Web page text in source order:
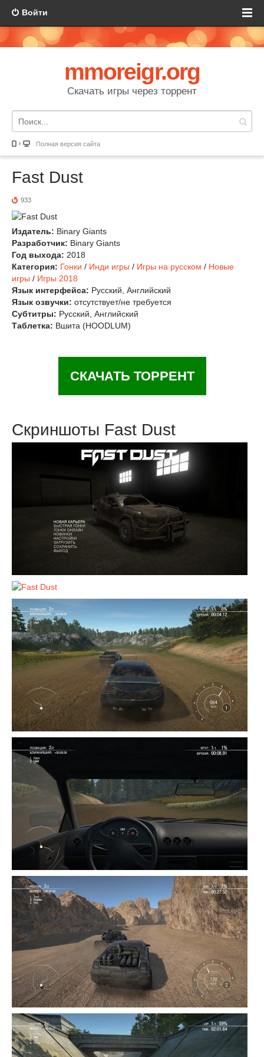
Войти
mmoreigr.org
Скачать игры через торрент
Полная версия сайта
Fast Dust
933
Издатель: Binary Giants
Разработчик: Binary Giants
Год выхода: 2018
Категория: Гонки / Инди игры / Игры на русском / Новые
игры / Игры 2018
Язык интерфейса: Русский, Английский
Язык озвучки: отсутствует/не требуется
Субтитры: Русский, Английский
Таблетка: Вшита (HOODLUM)
СКАЧАТЬ ТОРРЕНТ
Скриншоты Fast Dust